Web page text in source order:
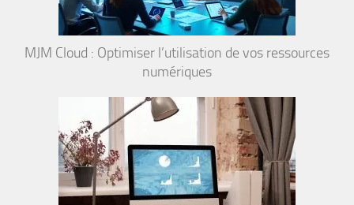
MJM Cloud : Optimiser l’utilisation de vos ressources
numériques